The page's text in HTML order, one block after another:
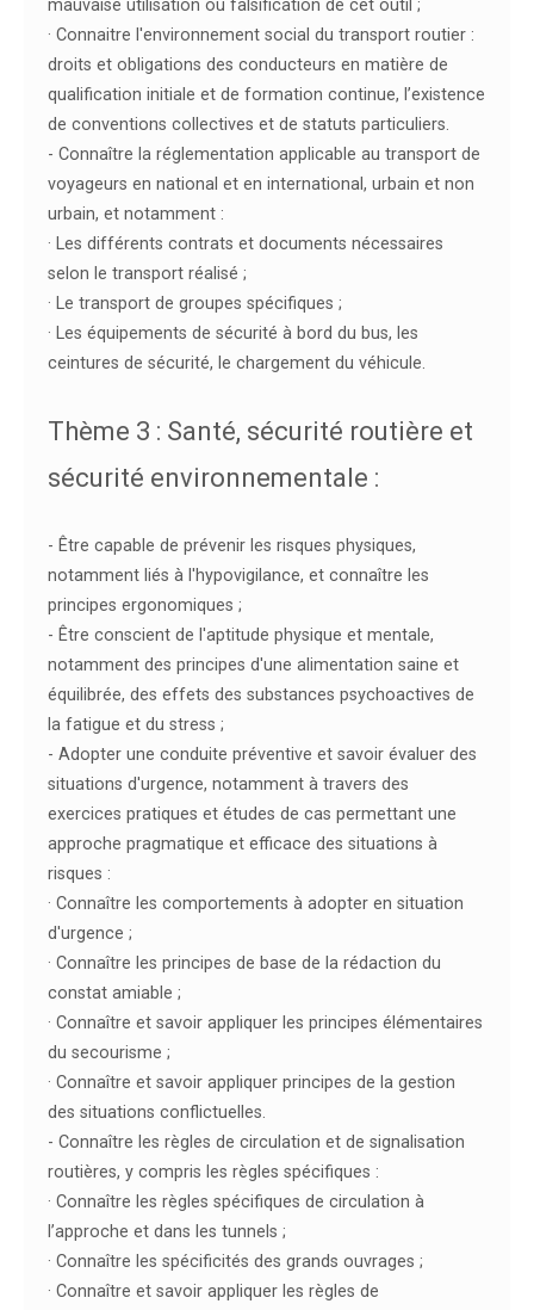
mauvaise utilisation ou falsification de cet outil ;
· Connaitre l'environnement social du transport routier :
droits et obligations des conducteurs en matière de
qualification initiale et de formation continue, l’existence
de conventions collectives et de statuts particuliers.
- Connaître la réglementation applicable au transport de
voyageurs en national et en international, urbain et non
urbain, et notamment :
· Les différents contrats et documents nécessaires
selon le transport réalisé ;
· Le transport de groupes spécifiques ;
· Les équipements de sécurité à bord du bus, les
ceintures de sécurité, le chargement du véhicule.
Thème 3 : Santé, sécurité routière et
sécurité environnementale :
- Être capable de prévenir les risques physiques,
notamment liés à l'hypovigilance, et connaître les
principes ergonomiques ;
- Être conscient de l'aptitude physique et mentale,
notamment des principes d'une alimentation saine et
équilibrée, des effets des substances psychoactives de
la fatigue et du stress ;
- Adopter une conduite préventive et savoir évaluer des
situations d'urgence, notamment à travers des
exercices pratiques et études de cas permettant une
approche pragmatique et efficace des situations à
risques :
· Connaître les comportements à adopter en situation
d'urgence ;
· Connaître les principes de base de la rédaction du
constat amiable ;
· Connaître et savoir appliquer les principes élémentaires
du secourisme ;
· Connaître et savoir appliquer principes de la gestion
des situations conflictuelles.
- Connaître les règles de circulation et de signalisation
routières, y compris les règles spécifiques :
· Connaître les règles spécifiques de circulation à
l’approche et dans les tunnels ;
· Connaître les spécificités des grands ouvrages ;
· Connaître et savoir appliquer les règles de